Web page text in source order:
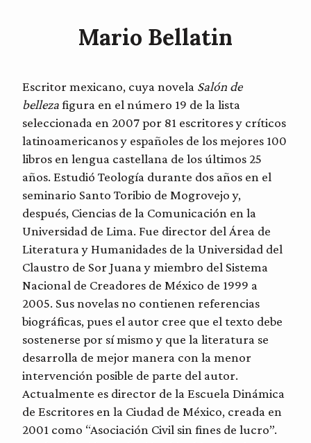
Mario Bellatin
Escritor mexicano, cuya novela Salón de
bellezafigura en el número 19 de la lista
seleccionada en 2007 por 81 escritores y críticos
latinoamericanos y españoles de los mejores 100
libros en lengua castellana de los últimos 25
años. Estudió Teología durante dos años en el
seminario Santo Toribio de Mogrovejo y,
después, Ciencias de la Comunicación en la
Universidad de Lima. Fue director del Área de
Literatura y Humanidades de la Universidad del
Claustro de Sor Juana y miembro del Sistema
Nacional de Creadores de México de 1999 a
2005. Sus novelas no contienen referencias
biográficas, pues el autor cree que el texto debe
sostenerse por sí mismo y que la literatura se
desarrolla de mejor manera con la menor
intervención posible de parte del autor.
Actualmente es director de la Escuela Dinámica
de Escritores en la Ciudad de México, creada en
2001 como “Asociación Civil sin fines de lucro”.